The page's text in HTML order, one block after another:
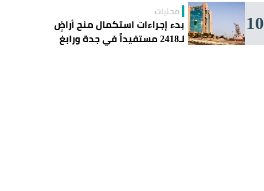
10 محليات
بدء إجراءات استكمال منح أراضٍ
لـ2418 مستفيداً في جدة ورابغ